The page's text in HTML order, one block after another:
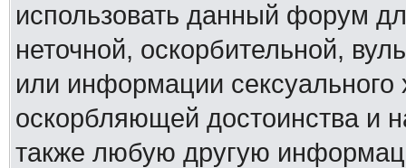
использовать данный форум
неточной, оскорбительной,
или информации
оскорбляющей достоинства и
также любую другую